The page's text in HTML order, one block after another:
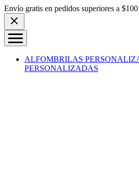
Skip to content
Envío gratis en pedidos superiores a $100
ALFOMBRILAS
PERSONALIZADAS